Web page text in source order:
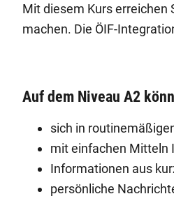
Mit diesem Kurs erreichen
machen. Die ÖIF-
Auf dem Niveau A2
sich in
mit einfachen Mitteln
Informationen aus
persönliche